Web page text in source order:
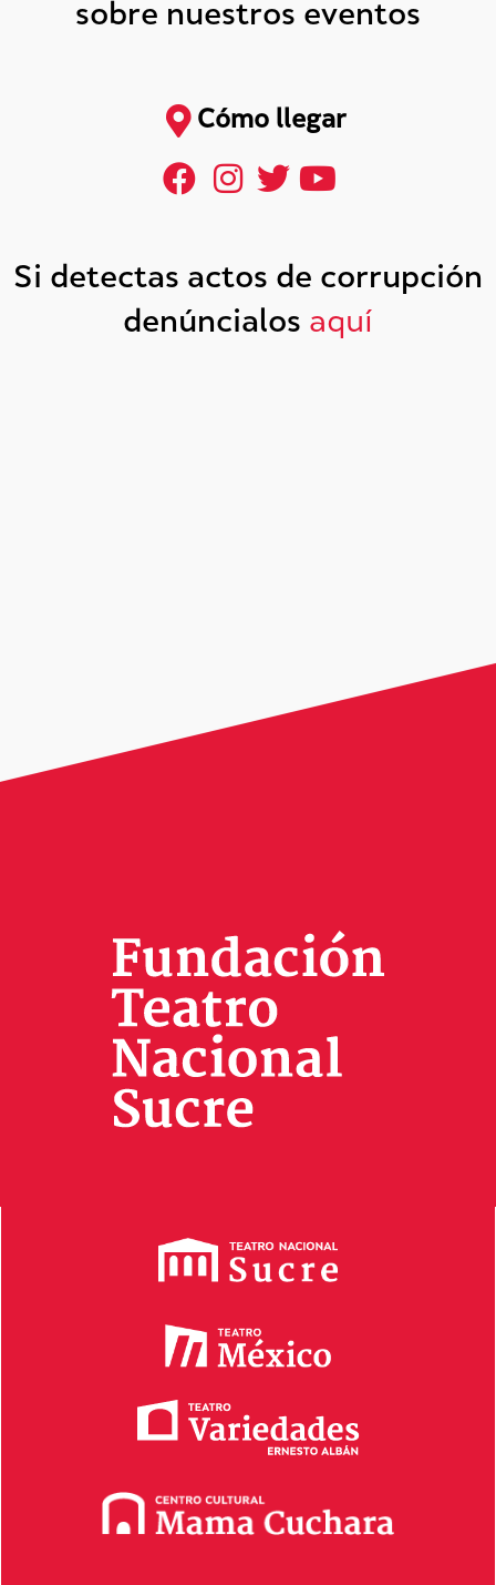
sobre nuestros eventos
Cómo llegar
Si detectas actos de corrupción
denúncialos aquí